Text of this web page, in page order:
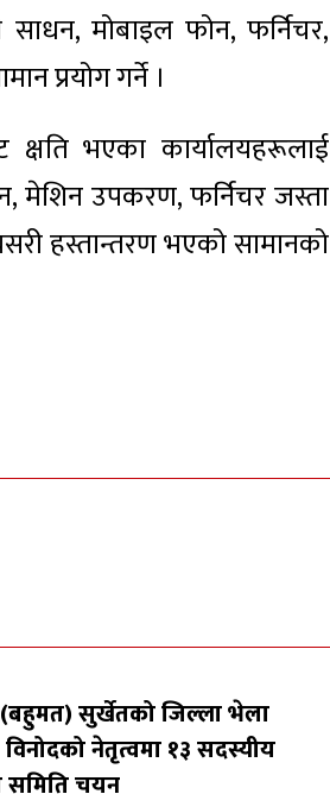
मोबाइल फोन, फर्निचर,
प्रयोग गर्ने ।
क्षति भएका कार्यालयहरूलाई
मेशिन उपकरण, फर्निचर जस्ता
हस्तान्तरण भएको सामानको
सुर्खेतको जिल्ला भेला
विनोदको नेतृत्वमा १३ सदस्यीय
समिति चयन